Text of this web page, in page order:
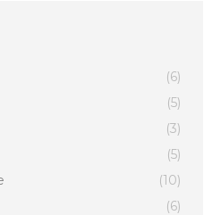
(6)
(5)
(3)
(5)
(10)
(6)